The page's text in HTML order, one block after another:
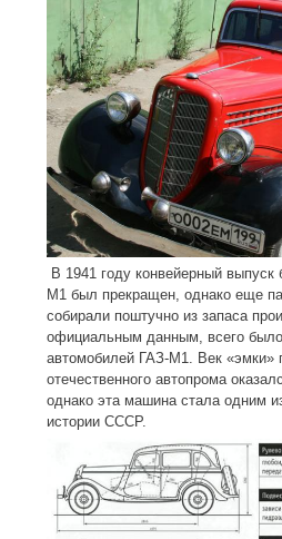
В 1941 году конвейерный
M1 был прекращен, однако еще
собирали поштучно из запаса
официальным данным, всего
автомобилей ГАЗ-M1. Век «эмки»
отечественного автопрома
однако эта машина стала одним
истории СССР.